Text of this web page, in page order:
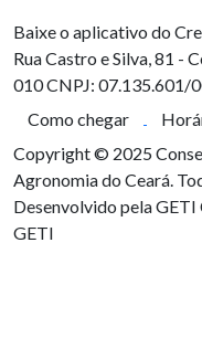
Baixe o aplicativo do
Rua Castro e Silva, 81 -
010CNPJ: 07.135.601/
Como chegar
Copyright © 2025
Agronomia do Ceará.
Desenvolvido pela GETI
GETI